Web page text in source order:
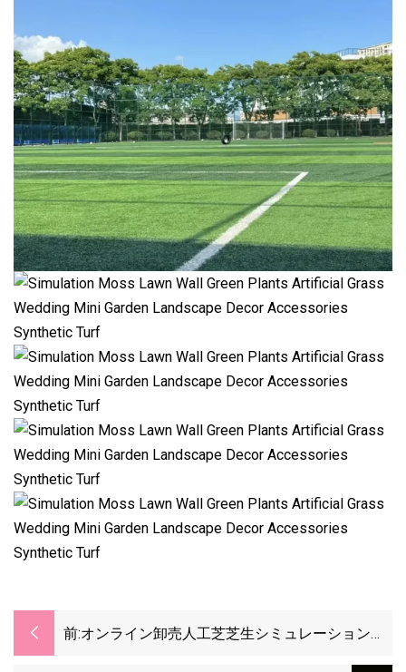
前:オンライン卸売人工芝芝生シミュレーション植